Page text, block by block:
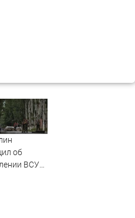
об
ВСУ